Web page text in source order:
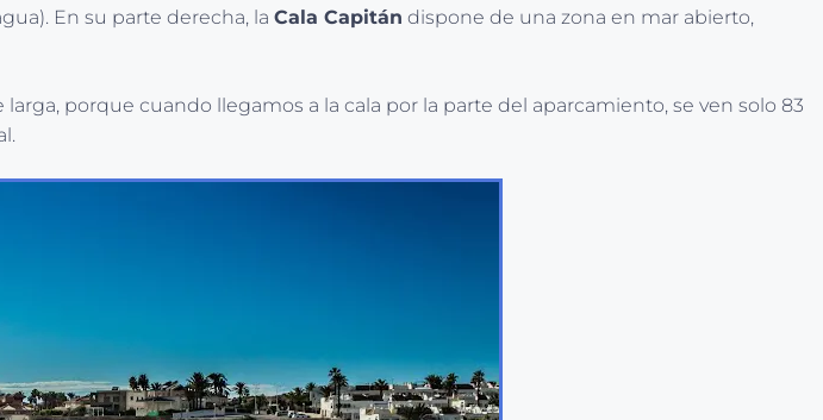
En su parte derecha, la Cala Capitán dispone de una zona en mar abierto,
porque cuando llegamos a la cala por la parte del aparcamiento, se ven solo 83